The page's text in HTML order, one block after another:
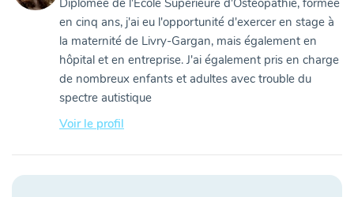
Diplômée de l'École Supérieure d'Ostéopathie, formée
en cinq ans, j'ai eu l'opportunité d'exercer en stage à
la maternité de Livry-Gargan, mais également en
hôpital et en entreprise. J'ai également pris en charge
de nombreux enfants et adultes avec trouble du
spectre autistique
Voir le profil